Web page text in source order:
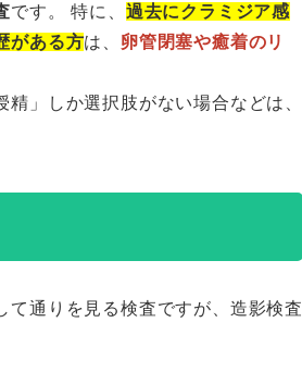
です。 特に、 過去にクラミジア感
がある方は、 卵管閉塞や癒着のリ
」しか選択肢がない場合などは、
て通りを見る検査ですが、造影検査